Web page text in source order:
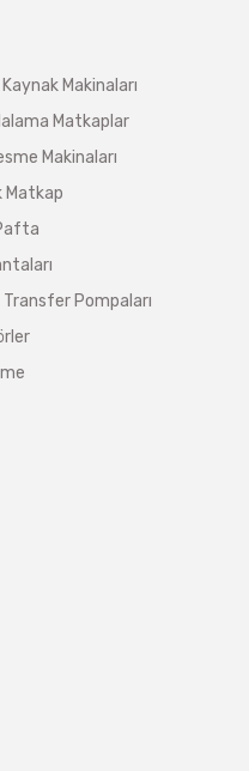
Makinaları
Matkaplar
Makinaları
Matkap
Pompaları